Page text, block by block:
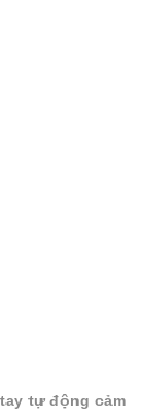
tự động cảm